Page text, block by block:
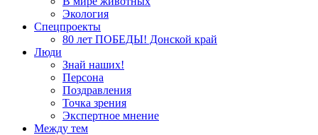
Экология
Спецпроекты
80 лет ПОБЕДЫ! Донской край
Люди
Знай наших!
Персона
Поздравления
Точка зрения
Экспертное мнение
Между тем